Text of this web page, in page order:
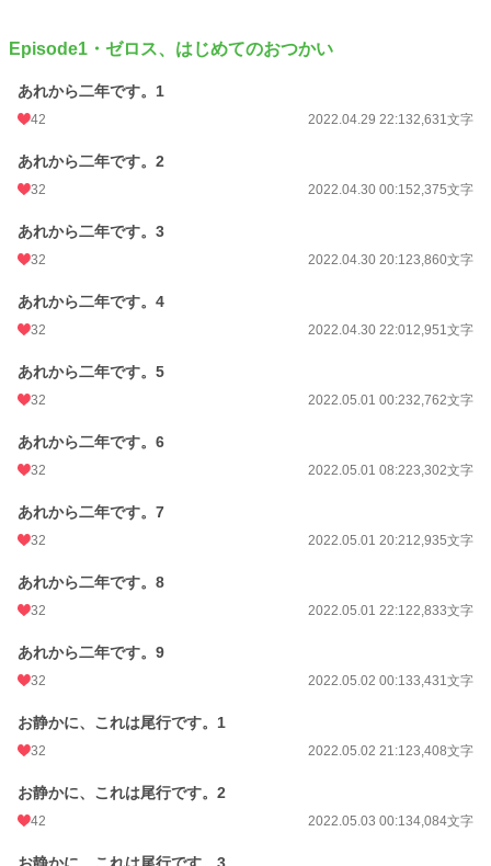
です。
イラスト@阿部十四さん
24h.ポイント
76,089
更新日時
初回公開日時 2022.04.29 14:24
初回完結日時
週間ポイント 28 pt (56,925 位)
年間ポイント 1,925 pt (68,176 位)
Episode1・ゼロス、はじめてのおつかい
あれから二年です。1
42 2022.04.29 22:132,631文字
あれから二年です。2
32 2022.04.30 00:152,375文字
あれから二年です。3
32 2022.04.30 20:123,860文字
あれから二年です。4
32 2022.04.30 22:012,951文字
あれから二年です。5
32 2022.05.01 00:232,762文字
あれから二年です。6
32 2022.05.01 08:223,302文字
あれから二年です。7
32 2022.05.01 20:212,935文字
あれから二年です。8
32 2022.05.01 22:122,833文字
あれから二年です。9
32 2022.05.02 00:133,431文字
お静かに、これは尾行です。1
32 2022.05.02 21:123,408文字
お静かに、これは尾行です。2
42 2022.05.03 00:134,084文字